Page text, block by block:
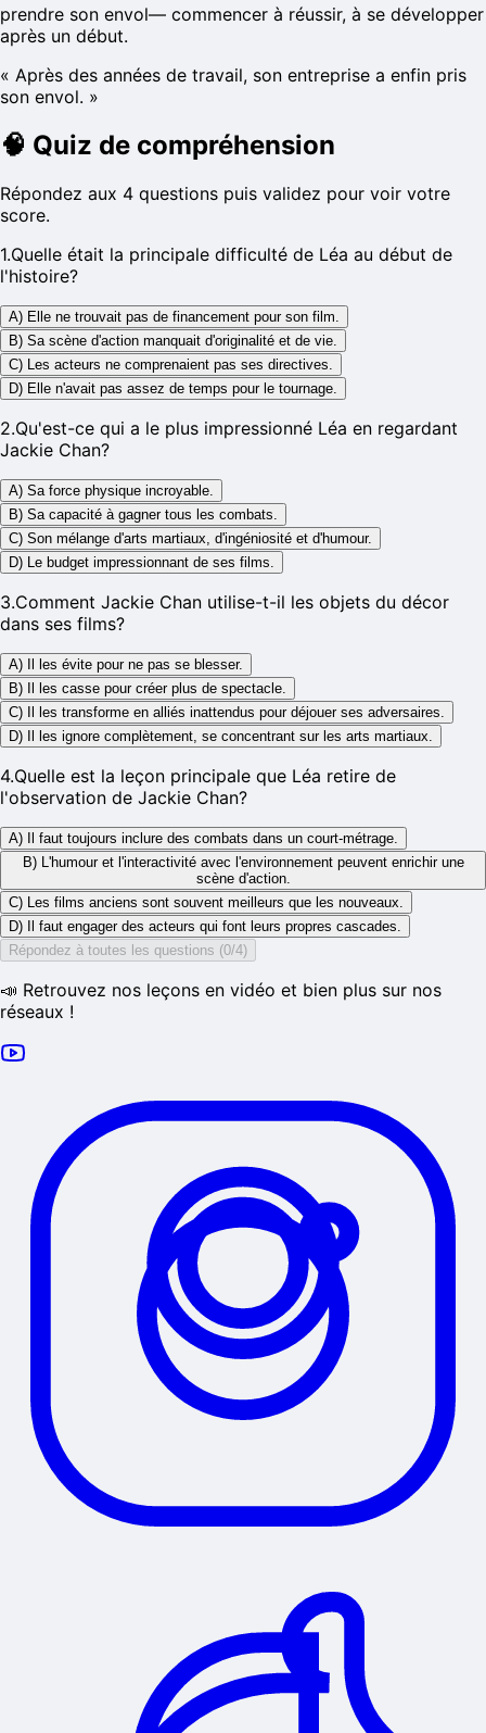
prendre son envol— commencer à réussir, à se développer
après un début.
« Après des années de travail, son entreprise a enfin pris
son envol. »
🧠 Quiz de compréhension
Répondez aux 4 questions puis validez pour voir votre
score.
1.Quelle était la principale difficulté de Léa au début de
l'histoire?
A) Elle ne trouvait pas de financement pour son film.
B) Sa scène d'action manquait d'originalité et de vie.
C) Les acteurs ne comprenaient pas ses directives.
D) Elle n'avait pas assez de temps pour le tournage.
2.Qu'est-ce qui a le plus impressionné Léa en regardant
Jackie Chan?
A) Sa force physique incroyable.
B) Sa capacité à gagner tous les combats.
C) Son mélange d'arts martiaux, d'ingéniosité et d'humour.
D) Le budget impressionnant de ses films.
3.Comment Jackie Chan utilise-t-il les objets du décor
dans ses films?
A) Il les évite pour ne pas se blesser.
B) Il les casse pour créer plus de spectacle.
C) Il les transforme en alliés inattendus pour déjouer ses adversaires.
D) Il les ignore complètement, se concentrant sur les arts martiaux.
4.Quelle est la leçon principale que Léa retire de
l'observation de Jackie Chan?
A) Il faut toujours inclure des combats dans un court-métrage.
B) L'humour et l'interactivité avec l'environnement peuvent enrichir une
scène d'action.
C) Les films anciens sont souvent meilleurs que les nouveaux.
D) Il faut engager des acteurs qui font leurs propres cascades.
Répondez à toutes les questions (0/4)
📣 Retrouvez nos leçons en vidéo et bien plus sur nos
réseaux !